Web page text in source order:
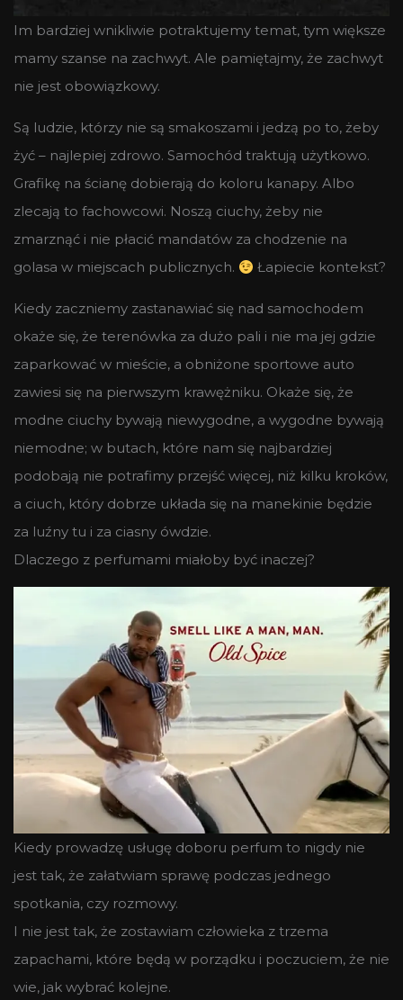
Im bardziej wnikliwie potraktujemy temat, tym większe
mamy szanse na zachwyt. Ale pamiętajmy, że zachwyt
nie jest obowiązkowy.
Są ludzie, którzy nie są smakoszami i jedzą po to, żeby
żyć – najlepiej zdrowo. Samochód traktują użytkowo.
Grafikę na ścianę dobierają do koloru kanapy. Albo
zlecają to fachowcowi. Noszą ciuchy, żeby nie
zmarznąć i nie płacić mandatów za chodzenie na
golasa w miejscach publicznych.
Łapiecie kontekst?
Kiedy zaczniemy zastanawiać się nad samochodem
okaże się, że terenówka za dużo pali i nie ma jej gdzie
zaparkować w mieście, a obniżone sportowe auto
zawiesi się na pierwszym krawężniku. Okaże się, że
modne ciuchy bywają niewygodne, a wygodne bywają
niemodne; w butach, które nam się najbardziej
podobają nie potrafimy przejść więcej, niż kilku kroków,
a ciuch, który dobrze układa się na manekinie będzie
za luźny tu i za ciasny ówdzie.
Dlaczego z perfumami miałoby być inaczej?
Kiedy prowadzę usługę doboru perfum to nigdy nie
jest tak, że załatwiam sprawę podczas jednego
spotkania, czy rozmowy.
I nie jest tak, że zostawiam człowieka z trzema
zapachami, które będą w porządku i poczuciem, że nie
wie, jak wybrać kolejne.